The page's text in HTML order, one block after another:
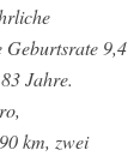
Geburtsrate 9,4
Jahre.
km, zwei